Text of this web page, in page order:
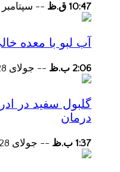
10:47 ق.ظ -- سپتامبر 5, 2023
آب لبو با معده
2:06 ب.ظ -- جولای 28, 2023
گلبول سفید در
درمان
1:37 ب.ظ -- جولای 28, 2023